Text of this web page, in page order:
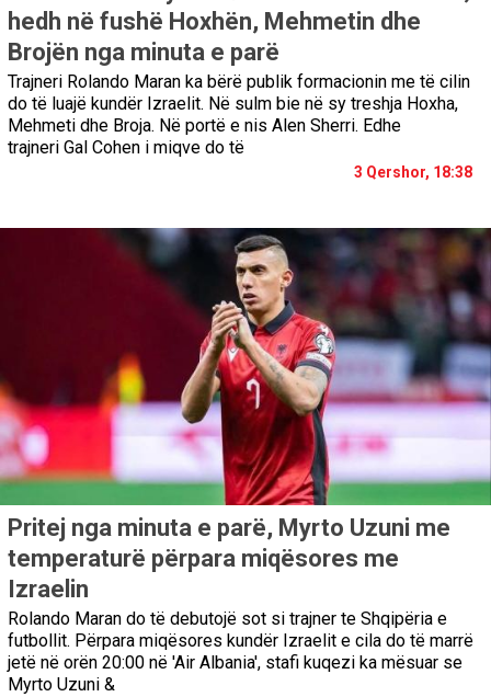
hedh në fushë Hoxhën, Mehmetin dhe
Brojën nga minuta e parë
Trajneri Rolando Maran ka bërë publik formacionin me të cilin
do të luajë kundër Izraelit. Në sulm bie në sy treshja Hoxha,
Mehmeti dhe Broja. Në portë e nis Alen Sherri. Edhe
trajneri Gal Cohen i miqve do të
3 Qershor, 18:38
Pritej nga minuta e parë, Myrto Uzuni me
temperaturë përpara miqësores me
Izraelin
Rolando Maran do të debutojë sot si trajner te Shqipëria e
futbollit. Përpara miqësores kundër Izraelit e cila do të marrë
jetë në orën 20:00 në 'Air Albania', stafi kuqezi ka mësuar se
Myrto Uzuni &